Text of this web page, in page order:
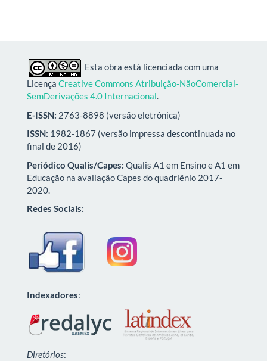
Esta obra está licenciada com uma
Licença Creative Commons Atribuição-NãoComercial-
SemDerivações 4.0 Internacional.
E-ISSN: 2763-8898 (versão eletrônica)
ISSN: 1982-1867 (versão impressa descontinuada no
final de 2016)
Periódico Qualis/Capes: Qualis A1 em Ensino e A1 em
Educação na avaliação Capes do quadriênio 2017-
2020.
Redes Sociais:
Indexadores:
Diretórios: